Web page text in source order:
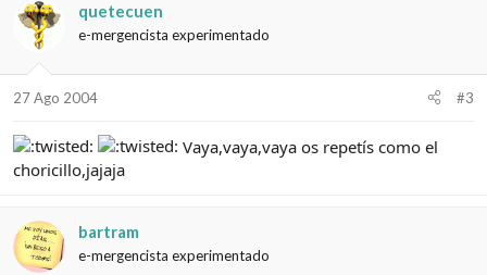
quetecuen
e-mergencista experimentado
27 Ago 2004 #3
Vaya,vaya,vaya os repetís como el
choricillo,jajaja
bartram
e-mergencista experimentado